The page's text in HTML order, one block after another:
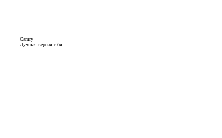
Camry
Лучшая версия себя